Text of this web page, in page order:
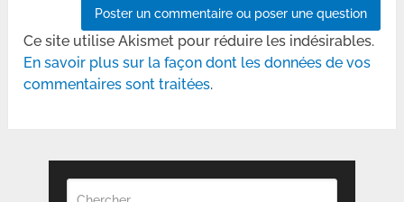
Ce site utilise Akismet pour réduire les indésirables.
En savoir plus sur la façon dont les données de vos
commentaires sont traitées.